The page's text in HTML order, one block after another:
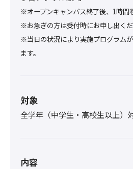
※オープンキャンパス終了後、1時間
※お急ぎの方は受付時にお申し出くだ
※当日の状況により実施プログラム
ます。
対象
全学年（中学生・高校生以上）
内容